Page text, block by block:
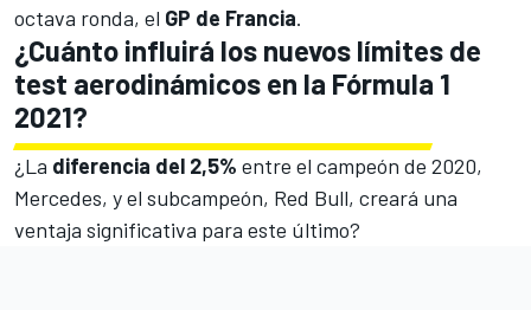
octava ronda, el GP de Francia.
¿Cuánto influirá los nuevos límites de
test aerodinámicos en la Fórmula 1
2021?
¿La diferencia del 2,5% entre el campeón de 2020,
Mercedes, y el subcampeón, Red Bull, creará una
ventaja significativa para este último?